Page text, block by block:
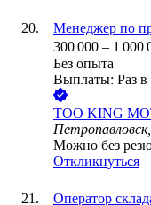
Менеджер по
300 000 – 1 000
Без опыта
Выплаты: Раз в
ТОО KING
Можно без
Откликнуться
Оператор